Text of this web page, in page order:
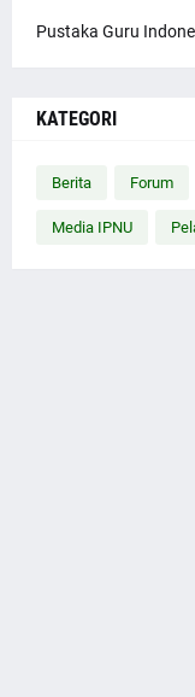
Pustaka Guru
KATEGORI
Berita Forum
Media IPNU